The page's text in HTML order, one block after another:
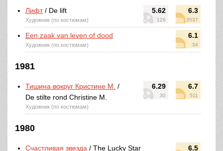
5.62
126
6.3
3537
Лифт/ De lift
Художник (по костюмам)
6.1
34
Een zaak van leven of dood
Художник (по костюмам)
1981
6.29
30
6.7
511
Тишина вокруг Кристине М. /
De stilte rond Christine M.
Художник (по костюмам)
1980
6.5
Счастливая звезда / The Lucky Star